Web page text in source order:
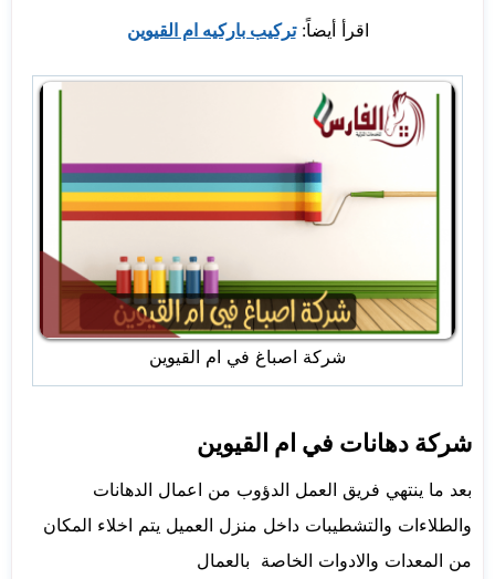
اقرأ أيضاً:تركيب باركيه ام القيوين
شركة اصباغ في ام القيوين
شركة دهانات في ام القيوين
بعد ما ينتهي فريق العمل الدؤوب من اعمال الدهانات
والطلاءات والتشطيبات داخل منزل العميل يتم اخلاء المكان
من المعدات والادوات الخاصة بالعمال